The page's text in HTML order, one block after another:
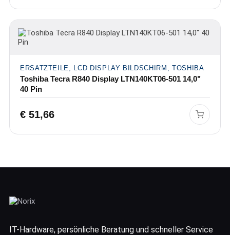
ERSATZTEILE, LCD DISPLAY BILDSCHIRM, TOSHIBA
Toshiba Tecra R840 Display LTN140KT06-501 14,0"
40 Pin
€51,66
IT-Hardware, persönliche Beratung und schneller Service